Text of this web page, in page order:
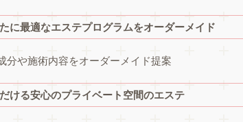
に最適なエステプログラムをオーダーメイド
分や施術内容をオーダーメイド提案
ける安心のプライベート空間のエステ